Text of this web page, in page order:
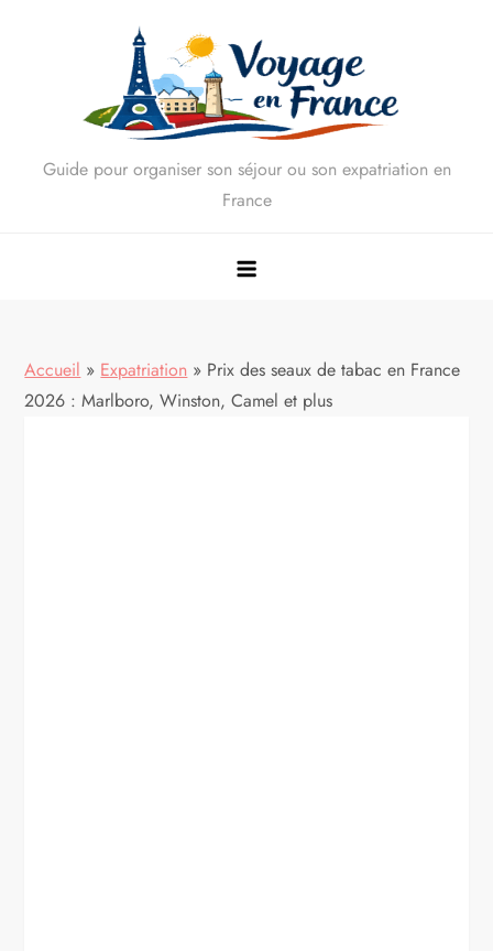
Guide pour organiser son séjour ou son expatriation en
France
Accueil » Expatriation » Prix des seaux de tabac en France
2026 : Marlboro, Winston, Camel et plus